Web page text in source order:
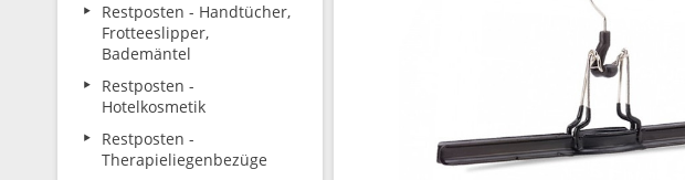
Restposten - Handtücher,
Frotteeslipper,
Bademäntel
Restposten -
Hotelkosmetik
Restposten -
Therapieliegenbezüge